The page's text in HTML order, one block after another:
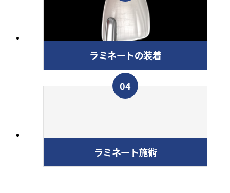
ラミネートの装着
04
ラミネート施術